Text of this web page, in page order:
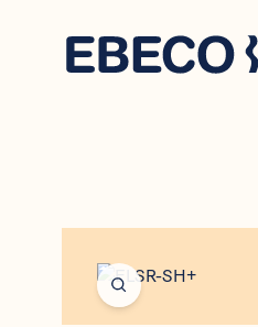
hovedindhold
Open fullscreen